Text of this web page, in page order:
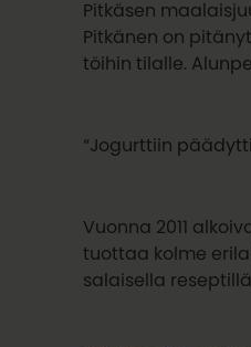
Pitkäsen
Pitkänen on
töihin tilalle.
“Jogurttiin
Vuonna 2011
tuottaa kolme
salaisella